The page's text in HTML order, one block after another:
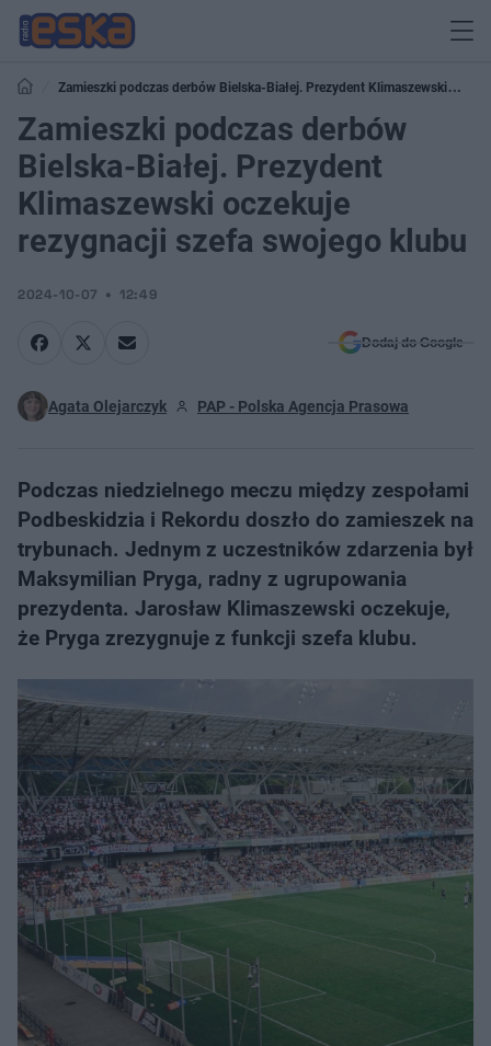
Zamieszki podczas derbów Bielska-Białej. Prezydent Klimaszewski
oczekuje rezygnacji szefa swojego klubu
Zamieszki podczas derbów
Bielska-Białej. Prezydent
Klimaszewski oczekuje
rezygnacji szefa swojego klubu
2024-10-07 12:49
Dodaj do Google
Agata Olejarczyk PAP - Polska Agencja Prasowa
Podczas niedzielnego meczu między zespołami
Podbeskidzia i Rekordu doszło do zamieszek na
trybunach. Jednym z uczestników zdarzenia był
Maksymilian Pryga, radny z ugrupowania
prezydenta. Jarosław Klimaszewski oczekuje,
że Pryga zrezygnuje z funkcji szefa klubu.